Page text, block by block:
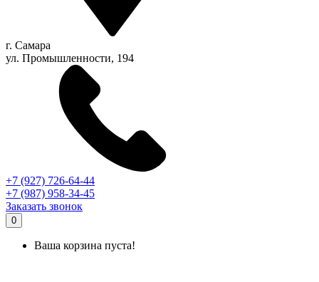
г. Самара
ул. Промышленности, 194
+7 (927) 726-64-44
+7 (987) 958-34-45
Заказать звонок
0
Ваша корзина пуста!